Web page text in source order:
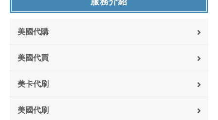
美國代購
美國代買
美卡代刷
美國代刷